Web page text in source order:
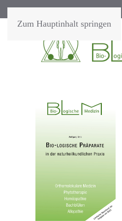
Zum Hauptinhalt springen